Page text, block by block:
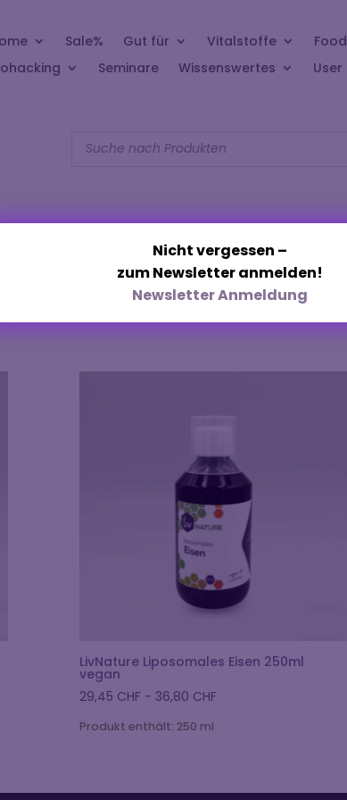
Sale% Gut für Vitalstoffe Food
Seminare Wissenswertes User
search
LivNature Liposomales Eisen 250ml
vegan
29,45 CHF - 36,80 CHF
Produkt enthält: 250 ml
Nicht vergessen –
zum Newsletter anmelden!
Newsletter Anmeldung